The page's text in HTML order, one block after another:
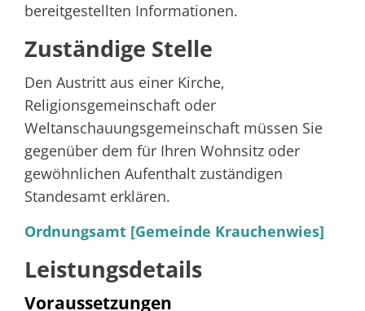
bereitgestellten Informationen.
Zuständige Stelle
Den Austritt aus einer Kirche,
Religionsgemeinschaft oder
Weltanschauungsgemeinschaft müssen Sie
gegenüber dem für Ihren Wohnsitz oder
gewöhnlichen Aufenthalt zuständigen
Standesamt erklären.
Ordnungsamt [Gemeinde Krauchenwies]
Leistungsdetails
Voraussetzungen